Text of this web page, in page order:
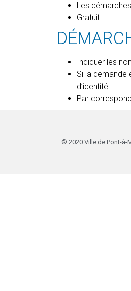
Les
Gratuit
Indiquer les
Si la demande
d’identité.
Par
© 2020 Ville de Pont-à-